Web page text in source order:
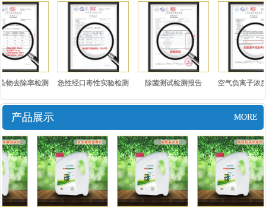
物去除率检测
报告..
急性经口毒性实验检测
报告..
除菌测试检测报告 空气负离子浓
测报..
产品展示 MORE